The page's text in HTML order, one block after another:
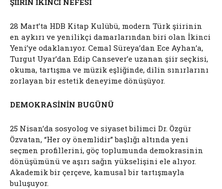
ŞİİRİN İKİNCİ NEFESİ
28 Mart’ta HDB Kitap Kulübü, modern Türk şiirinin
en aykırı ve yenilikçi damarlarından biri olan İkinci
Yeni’ye odaklanıyor. Cemal Süreya’dan Ece Ayhan’a,
Turgut Uyar’dan Edip Cansever’e uzanan şiir seçkisi,
okuma, tartışma ve müzik eşliğinde, dilin sınırlarını
zorlayan bir estetik deneyime dönüşüyor.
DEMOKRASİNİN BUGÜNÜ
25 Nisan’da sosyolog ve siyaset bilimci Dr. Özgür
Özvatan, “Her oy önemlidir” başlığı altında yeni
seçmen profillerini, göç toplumunda demokrasinin
dönüşümünü ve aşırı sağın yükselişini ele alıyor.
Akademik bir çerçeve, kamusal bir tartışmayla
buluşuyor.